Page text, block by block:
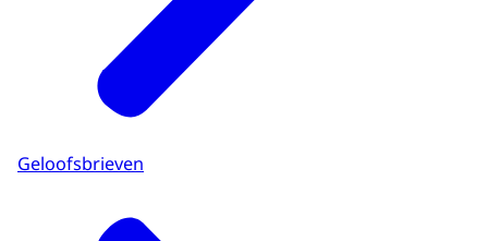
Geloofsbrieven